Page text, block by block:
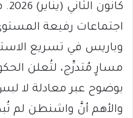
اجتماعات رفيعة
وباريس في تسريع
مسارٍ مُتدرِّج، لتُعلن
بوضوح عبر معادلة لا
والأهم أنَّ واشنطن لم تُبدِ